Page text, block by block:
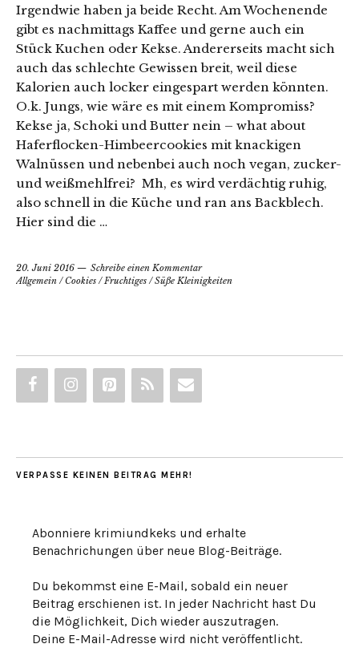
Irgendwie haben ja beide Recht. Am Wochenende
gibt es nachmittags Kaffee und gerne auch ein
Stück Kuchen oder Kekse. Andererseits macht sich
auch das schlechte Gewissen breit, weil diese
Kalorien auch locker eingespart werden könnten.
O.k. Jungs, wie wäre es mit einem Kompromiss?
Kekse ja, Schoki und Butter nein – what about
Haferflocken-Himbeercookies mit knackigen
Walnüssen und nebenbei auch noch vegan, zucker-
und weißmehlfrei? Mh, es wird verdächtig ruhig,
also schnell in die Küche und ran ans Backblech.
Hier sind die …
20. Juni 2016
Schreibe einen Kommentar
Allgemein /Cookies /Fruchtiges /Süße Kleinigkeiten
VERPASSE KEINEN BEITRAG MEHR!
Abonniere krimiundkeks und erhalte
Benachrichungen über neue Blog-Beiträge.
Du bekommst eine E-Mail, sobald ein neuer
Beitrag erschienen ist. In jeder Nachricht hast Du
die Möglichkeit, Dich wieder auszutragen.
Deine E-Mail-Adresse wird nicht veröffentlicht.